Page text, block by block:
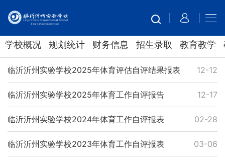
学校概况 规划统计 财务信息 招生录取 教育教学
临沂沂州实验学校2025年体育评估自评结果报表 12-12
临沂沂州实验学校2025年体育工作自评报告 12-17
临沂沂州实验学校2024年体育工作自评报表 02-28
临沂沂州实验学校2023年体育工作自评报表 03-06